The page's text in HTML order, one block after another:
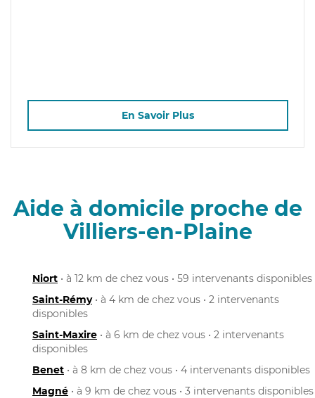
En Savoir Plus
Aide à domicile proche de
Villiers-en-Plaine
Niort • à 12 km de chez vous • 59 intervenants disponibles
Saint-Rémy• à 4 km de chez vous • 2 intervenants
disponibles
Saint-Maxire • à 6 km de chez vous • 2 intervenants
disponibles
Benet • à 8 km de chez vous • 4 intervenants disponibles
Magné • à 9 km de chez vous • 3 intervenants disponibles